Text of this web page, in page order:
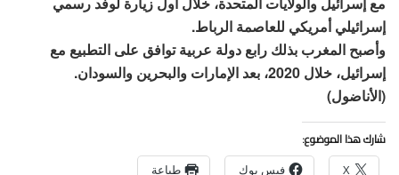
إسرائيلي أمريكي للعاصمة الرباط.
وأصبح المغرب بذلك رابع دولة عربية توافق على التطبيع مع
إسرائيل، خلال 2020، بعد الإمارات والبحرين والسودان.
(الأناضول)
شارك هذا الموضوع:
X فيس بوك طباعة